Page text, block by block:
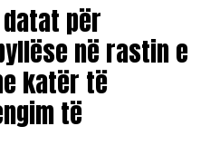
për
në rastin e
katër të
të